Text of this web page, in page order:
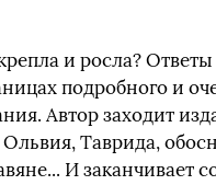
и росла?
подробного и
Автор заходит
Таврида,
И заканчивает